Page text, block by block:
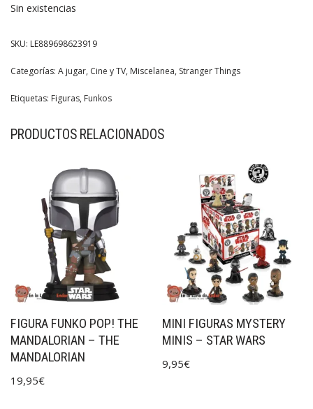
Sin existencias
SKU: LE889698623919
Categorías: A jugar, Cine y TV, Miscelanea, Stranger Things
Etiquetas: Figuras, Funkos
PRODUCTOS RELACIONADOS
FIGURA FUNKO POP! THE
MANDALORIAN – THE
MANDALORIAN
19,95€
MINI FIGURAS MYSTERY
MINIS – STAR WARS
9,95€